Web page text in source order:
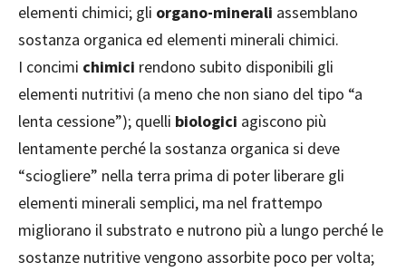
elementi chimici; gli organo-minerali assemblano
sostanza organica ed elementi minerali chimici.
I concimi chimici rendono subito disponibili gli
elementi nutritivi (a meno che non siano del tipo “a
lenta cessione”); quelli biologici agiscono più
lentamente perché la sostanza organica si deve
“sciogliere” nella terra prima di poter liberare gli
elementi minerali semplici, ma nel frattempo
migliorano il substrato e nutrono più a lungo perché le
sostanze nutritive vengono assorbite poco per volta;